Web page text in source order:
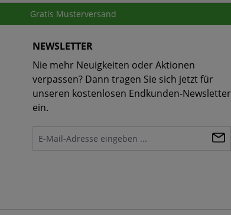
Gratis Musterversand
NEWSLETTER
Nie mehr Neuigkeiten oder Aktionen
verpassen? Dann tragen Sie sich jetzt für
unseren kostenlosen Endkunden-Newsletter
ein.